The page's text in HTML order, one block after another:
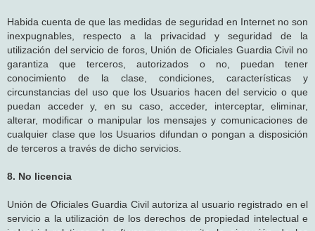
Habida cuenta de que las medidas de seguridad en Internet no son
inexpugnables, respecto a la privacidad y seguridad de la
utilización del servicio de foros, Unión de Oficiales Guardia Civil no
garantiza que terceros, autorizados o no, puedan tener
conocimiento de la clase, condiciones, características y
circunstancias del uso que los Usuarios hacen del servicio o que
puedan acceder y, en su caso, acceder, interceptar, eliminar,
alterar, modificar o manipular los mensajes y comunicaciones de
cualquier clase que los Usuarios difundan o pongan a disposición
de terceros a través de dicho servicios.
8. No licencia
Unión de Oficiales Guardia Civil autoriza al usuario registrado en el
servicio a la utilización de los derechos de propiedad intelectual e